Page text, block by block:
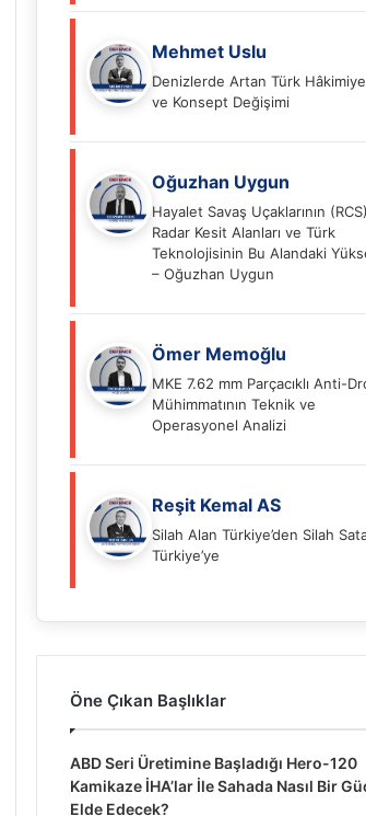
Mehmet Uslu
Denizlerde Artan Türk
ve Konsept Değişimi
Oğuzhan Uygun
Hayalet Savaş Uçaklarının (RCS)
Radar Kesit Alanları ve Türk
Teknolojisinin Bu Alandaki
– Oğuzhan Uygun
Ömer Memoğlu
MKE 7.62 mm Parçacıklı Anti-
Mühimmatının Teknik ve
Operasyonel Analizi
Reşit Kemal AS
Silah Alan Türkiye’den Silah
Türkiye’ye
Öne Çıkan Başlıklar
ABD Seri Üretimine Başladığı Hero-120
Kamikaze İHA’lar İle Sahada Nasıl Bir
Elde Edecek?